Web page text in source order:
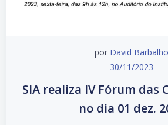
por David Barbalho
30/11/2023
SIA realiza IV Fórum das
no dia 01 dez.